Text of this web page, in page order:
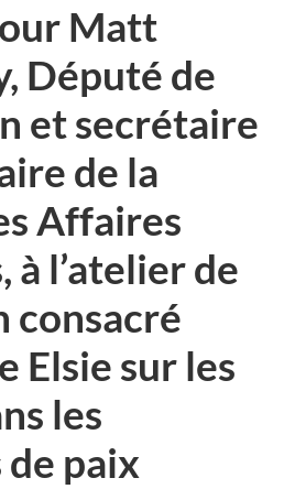
Matt
Député de
et secrétaire
de la
Affaires
à l’atelier de
consacré
Elsie sur les
les
paix